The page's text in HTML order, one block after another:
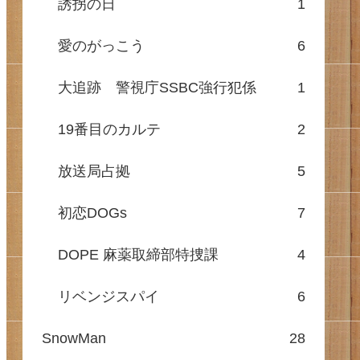
誘拐の日 1
愛のがっこう 6
大追跡 警視庁SSBC強行犯係 1
19番目のカルテ 2
放送局占拠 5
初恋DOGs 7
DOPE 麻薬取締部特捜課 4
リベンジスパイ 6
SnowMan 28